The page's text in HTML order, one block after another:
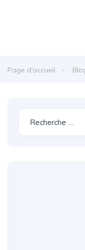
Page d'accueil